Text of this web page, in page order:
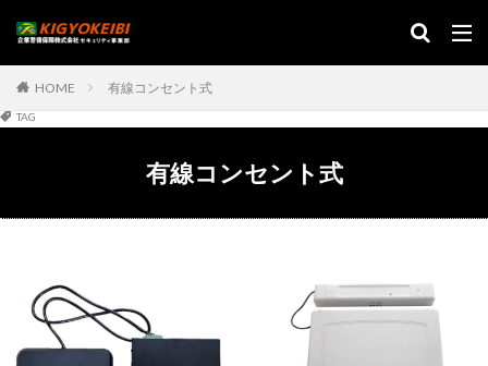
HOME 有線コンセント式
TAG
有線コンセント式